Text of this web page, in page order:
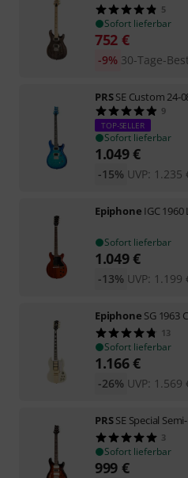
5
Sofort lieferbar
752 €
30-Tage-
-9%
PRSSE Custom 24-
9
TOP-SELLER
Sofort lieferbar
1.049€
UVP: 1.235
-15%
Epiphone IGC 1960
Sofort lieferbar
1.049€
UVP: 1.199
-13%
Epiphone SG 1963
13
Sofort lieferbar
1.166€
UVP: 1.569
-26%
PRSSE Special
3
Sofort lieferbar
999 €